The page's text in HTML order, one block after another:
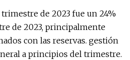
de 2023 fue un 24%
de 2023, principalmente
con las reservas. gestión
a principios del trimestre.